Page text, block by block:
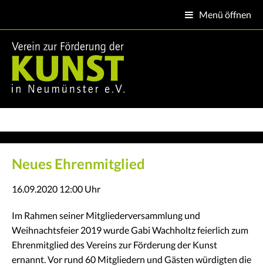
 Menü öffnen
Neues Ehrenmitglied
16.09.2020 12:00 Uhr
Im Rahmen seiner Mitgliederversammlung und
Weihnachtsfeier 2019 wurde Gabi Wachholtz feierlich zum
Ehrenmitglied des Vereins zur Förderung der Kunst
ernannt. Vor rund 60 Mitgliedern und Gästen würdigten die